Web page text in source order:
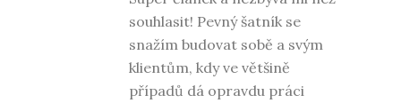
souhlasit! Pevný šatník se
snažím budovat sobě a svým
klientům, kdy ve většině
případů dá opravdu práci